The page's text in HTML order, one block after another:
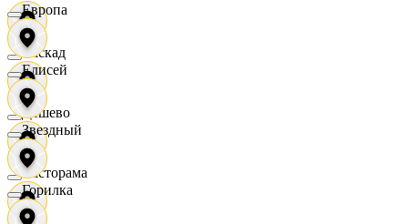
Каскад
Дёшево
Касторама
Европа
Елисей
Звездный
Горилка